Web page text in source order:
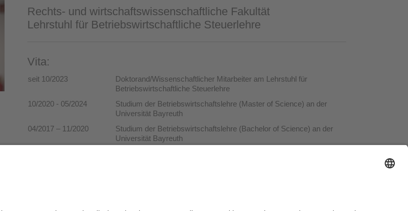
Rechts- und wirtschaftswissenschaftliche Fakultät
Lehrstuhl für Betriebswirtschaftliche Steuerlehre
Vita:
seit 10/2023
Doktorand/Wissenschaftlicher Mitarbeiter am Lehrstuhl für
Betriebswirtschaftliche Steuerlehre
10/2020 - 05/2024
Studium der Betriebswirtschaftslehre (Master of Science) an der
Universität Bayreuth
04/2017 – 11/2020
Studium der Betriebswirtschaftslehre (Bachelor of Science) an der
Universität Bayreuth